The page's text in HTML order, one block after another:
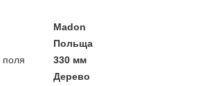
Madon
Польща
поля
330 мм
Дерево